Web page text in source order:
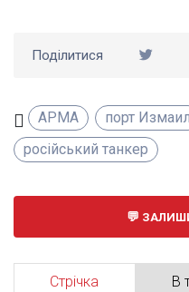
Поділитися
АРМА порт Измаил
російський танкер
Стрічка В